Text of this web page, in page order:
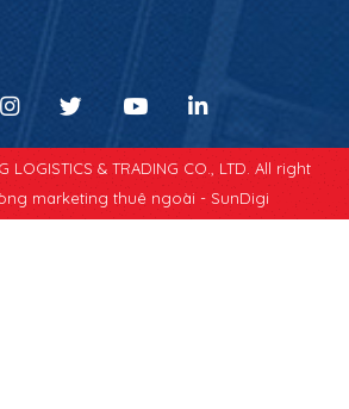
LOGISTICS & TRADING CO., LTD. All right
marketing thuê ngoài - SunDigi